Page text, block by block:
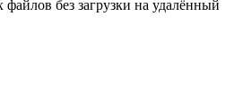
без загрузки на удалённый